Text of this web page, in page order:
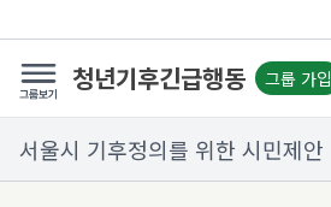
청년기후긴급행동 그룹 가입
서울시 기후정의를 위한 시민제안